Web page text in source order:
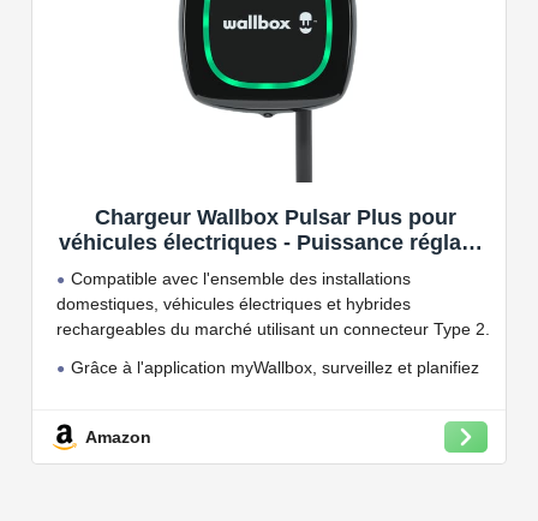
Chargeur Wallbox Pulsar Plus pour
véhicules électriques - Puissance réglable
jusqu'à 7.4 KW, câble de Charge Type 2,
Wi-FI et Bluetooth, OCPP
Compatible avec l'ensemble des installations
domestiques, véhicules électriques et hybrides
rechargeables du marché utilisant un connecteur Type 2.
Grâce à l'application myWallbox, surveillez et planifiez
Convient à une installation à l'intérieur et à l'extérieur,
Amazon